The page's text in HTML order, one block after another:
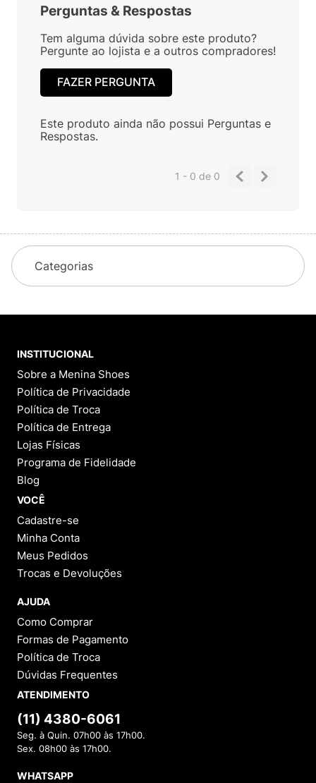
Perguntas & Respostas
Tem alguma dúvida sobre este produto?
Pergunte ao lojista e a outros compradores!
FAZER PERGUNTA
Este produto ainda não possui Perguntas e
Respostas.
1 - 0de 0
Categorias
INSTITUCIONAL
Sobre a Menina Shoes
Política de Privacidade
Política de Troca
Política de Entrega
Lojas Físicas
Programa de Fidelidade
Blog
VOCÊ
Cadastre-se
Minha Conta
Meus Pedidos
Trocas e Devoluções
AJUDA
Como Comprar
Formas de Pagamento
Política de Troca
Dúvidas Frequentes
ATENDIMENTO
(11) 4380-6061
Seg. à Quin. 07h00 às 17h00.
Sex. 08h00 às 17h00.
WHATSAPP